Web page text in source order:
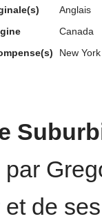
Anglais
Canada
New
par
et de